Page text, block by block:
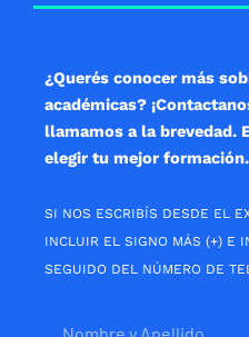
¿Querés conocer más
académicas?
llamamos a la brevedad.
elegir tu mejor formación.
SI NOS ESCRIBÍS DESDE EL
INCLUIR EL SIGNO MÁS (+) E
SEGUIDO DEL NÚMERO DE